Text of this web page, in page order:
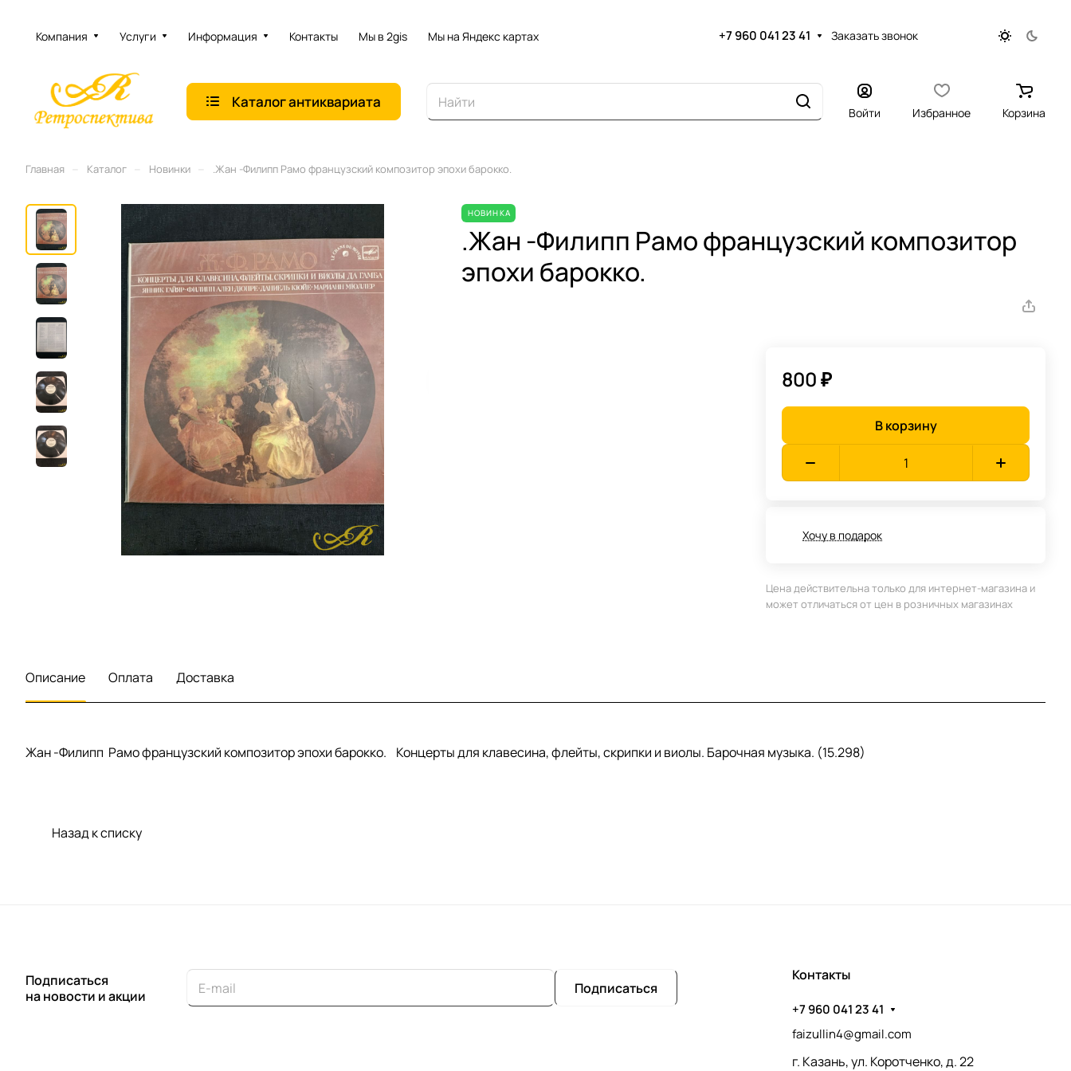
Компания Услуги Информация Контакты Мы в 2gis Мы на Яндекс картах +7 960 041 23 41 Заказать звонок
Каталог антиквариата
Войти Избранное Корзина
Главная Каталог Новинки .Жан -Филипп Рамо французский композитор эпохи барокко.
НОВИНКА
.Жан -Филипп Рамо французский композитор
эпохи барокко.
800 ₽
В корзину
Хочу в подарок
Цена действительна только для интернет-магазина и
может отличаться от цен в розничных магазинах
Описание Оплата Доставка
Жан -Филипп Рамо французский композитор эпохи барокко. Концерты для клавесина, флейты, скрипки и виолы. Барочная музыка. (15.298)
Назад к списку
Подписаться
на новости и акции
Подписаться
Контакты
+7 960 041 23 41
faizullin4@gmail.com
г. Казань, ул. Коротченко, д. 22